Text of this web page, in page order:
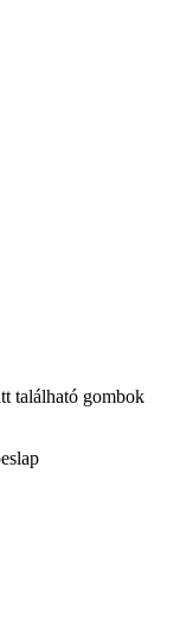
található gombok